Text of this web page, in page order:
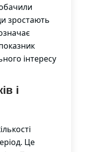
зростають
інтересу
і
Це